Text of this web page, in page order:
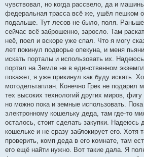
чувствовал, но когда рассвело, да и
федеральная трасса всё же, ушёл пешком
подальше. Тут лесов не было, поля.
сейчас всё заброшенно, заросло. Там
неё, поел и вскоре уже спал. Что я могу
лет покинул подворье опекуна, и меня
искать порталы и использовать их.
портал на Земле не в единственном
покажет, я уже прикинул как буду искать.
мотодельтаплан. Конечно Грек не подарил
тех высоких технологий других миров,
но можно пока и земные использовать. Пока
электронному кошельку деда, там где-то
осталось, стоит сделать закупки. Надеюсь
кошельке и не сразу заблокирует его. Хотя
проверить, комп деда в его комнате, там
его ещё найти нужно. Вот такие дала. Я